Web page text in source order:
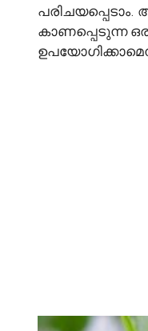
കാണപ്പെടുന്ന